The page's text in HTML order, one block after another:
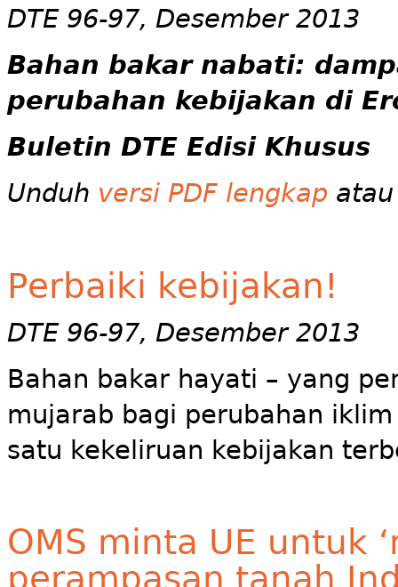
DTE 96-97, Desember 2013
Bahan bakar nabati:
perubahan kebijakan di
Buletin DTE Edisi Khusus
Unduh versi PDF lengkap
Perbaiki kebijakan!
DTE 96-97, Desember 2013
Bahan bakar hayati – yang
mujarab bagi perubahan
satu kekeliruan kebijakan
OMS minta UE untuk
perampasan tanah